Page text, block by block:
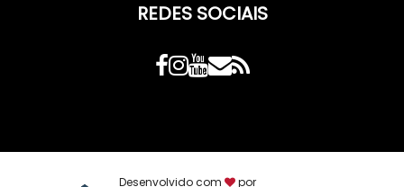
REDES SOCIAIS
Desenvolvido com por